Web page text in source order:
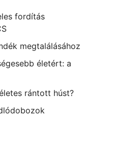
fordítás
megtalálásához
életért: a
rántott húst?